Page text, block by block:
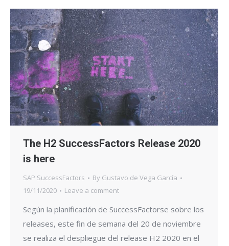
The H2 SuccessFactors Release 2020
is here
SAP SuccessFactors By Gustavo de Vega García
19/11/2020
Leave a comment
Según la planificación de SuccessFactorse sobre los
releases, este fin de semana del 20 de noviembre
se realiza el despliegue del release H2 2020 en el